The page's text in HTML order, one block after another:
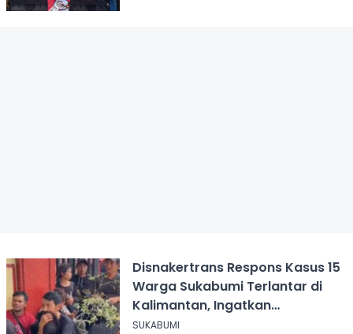
Disnakertrans Respons Kasus 15
Warga Sukabumi Terlantar di
Kalimantan, Ingatkan
Pentingnya Perjanjian Kerja
SUKABUMI